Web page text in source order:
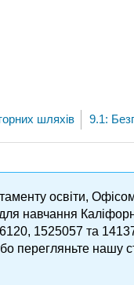
шляхів 9.1:
освіти,
навчання
1525057 та
перегляньте нашу